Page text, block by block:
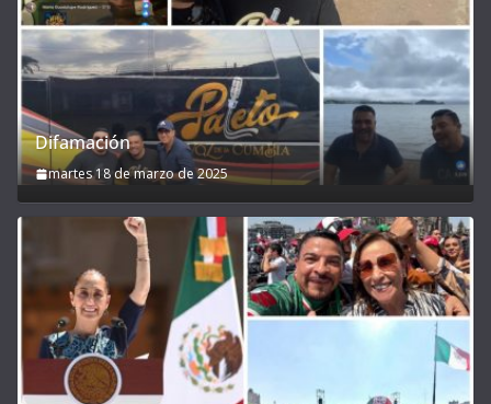
Difamación
martes 18 de marzo de 2025